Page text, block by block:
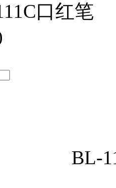
口红笔
BL-